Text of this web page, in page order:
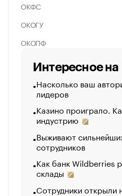
ОКФС
ОКОГУ
ОКОПФ
Интересное на
Насколько ваш
лидеров
Казино проиграло.
индустрию
Выживают
сотрудников
Как банк Wildberries
склады
Сотрудники открыли